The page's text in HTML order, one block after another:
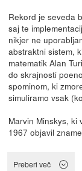
Rekord je seveda
saj te
nikjer ne
abstraktni sistem,
matematik Alan
do skrajnosti
spominom, ki
simuliramo vsak
Marvin Minskys, ki
1967 objavil
Preberi več